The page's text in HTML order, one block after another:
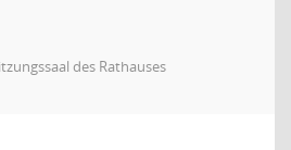
des Rathauses